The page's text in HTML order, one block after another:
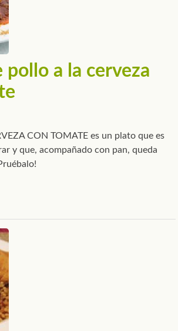
pollo a la cerveza
CON TOMATE es un plato que es
y que, acompañado con pan, queda